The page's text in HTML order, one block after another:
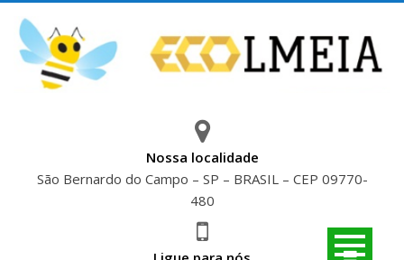
content
Nossa localidade
São Bernardo do Campo – SP – BRASIL – CEP 09770-
480